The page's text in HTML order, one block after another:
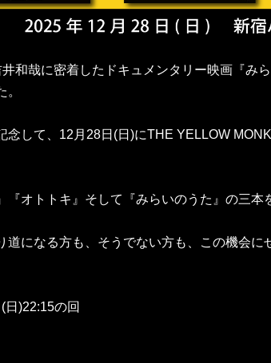
和哉に密着したドキュメンタリー映画『み
念して、12月28日(日)にTHE YELLOW
『オトトキ』そして『みらいのうた』の三本
道になる方も、そうでない方も、この機会に
日)22:15の回